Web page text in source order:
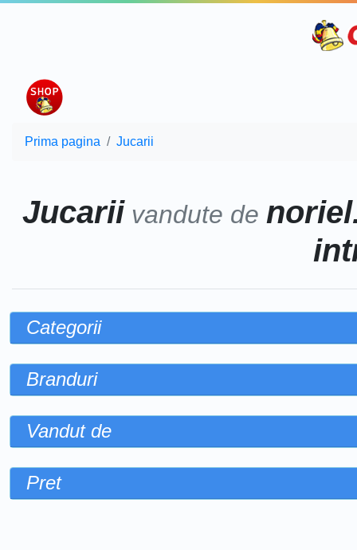
Prima pagina Jucarii
Jucarii vandute de
Categorii
Branduri
Vandut de
Pret